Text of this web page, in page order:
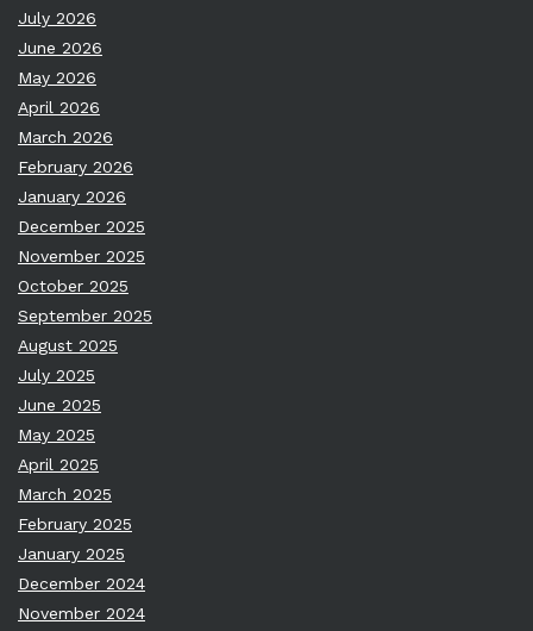
July 2026
June 2026
May 2026
April 2026
March 2026
February 2026
January 2026
December 2025
November 2025
October 2025
September 2025
August 2025
July 2025
June 2025
May 2025
April 2025
March 2025
February 2025
January 2025
December 2024
November 2024